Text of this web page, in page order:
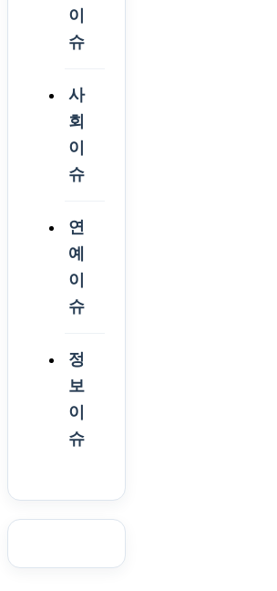
이
슈
사
회
이
슈
연
예
이
슈
정
보
이
슈